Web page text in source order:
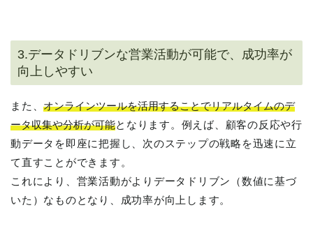
3.データドリブンな営業活動が可能で、成功率が
向上しやすい
また、オンラインツールを活用することでリアルタイムのデ
ータ収集や分析が可能となります。例えば、顧客の反応や行
動データを即座に把握し、次のステップの戦略を迅速に立
て直すことができます。
これにより、営業活動がよりデータドリブン（数値に基づ
いた）なものとなり、成功率が向上します。